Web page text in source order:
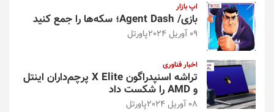
اپ بازار
بازی/ Agent Dash؛ سکه‌ها را جمع کنید
09 آوریل 2024 پاورتل
اخبار فناوری
تراشه اسنپدراگون X Elite پرچم‌داران اینتل
و AMD را شکست داد
08 آوریل 2024 پاورتل